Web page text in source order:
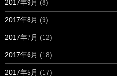
2017年9月 (8)
2017年8月 (9)
2017年7月 (12)
2017年6月 (18)
2017年5月 (17)